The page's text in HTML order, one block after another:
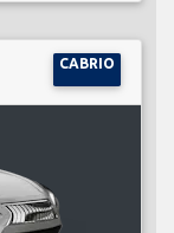
CABRIO